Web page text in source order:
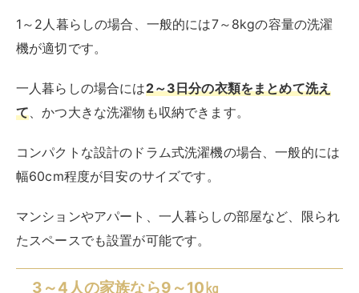
3～4人の家族なら9～10㎏
3～4人家族には、9～10kg容量のドラム式洗濯機が推奨
もちろん洗濯の頻度、洗濯物の量、家族の生活スタイル
に洗えるサイズであることが重要です。
の衣類をまとめて洗える ので、洗濯の頻度を減らせま